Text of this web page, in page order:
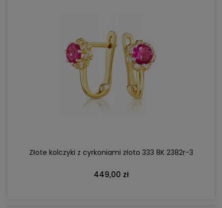
Złote kolczyki z cyrkoniami złoto 333 8K 2382r-3
449,00 zł
DO KOSZYKA